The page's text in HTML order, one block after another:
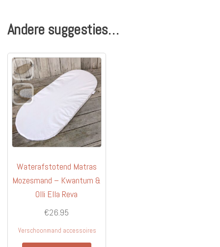
Andere suggesties…
Waterafstotend Matras
Mozesmand – Kwantum &
Olli Ella Reva
€26.95
Verschoonmand accessoires